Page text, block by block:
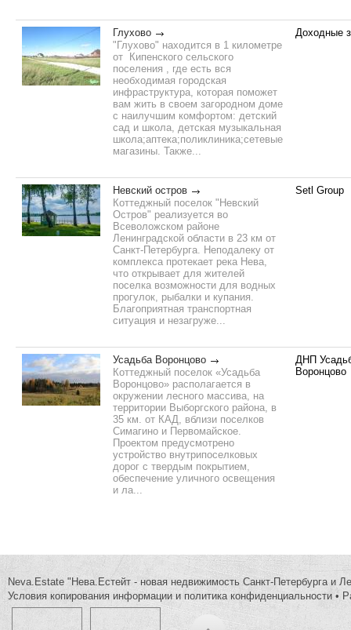
Глухово
"Глухово" находится в 1 километре
от Кипенского сельского
поселения , где есть вся
необходимая городская
инфраструктура, которая поможет
вам жить в своем загородном доме
с наилучшим комфортом: детский
сад и школа, детская музыкальная
школа;аптека;поликлиника;сетевые
магазины. Также...
Доходные
Невский остров
Коттеджный поселок "Невский
Остров" реализуется во
Всеволожском районе
Ленинградской области в 23 км от
Санкт-Петербурга. Неподалеку от
комплекса протекает река Нева,
что открывает для жителей
поселка возможности для водных
прогулок, рыбалки и купания.
Благоприятная транспортная
ситуация и незагруже...
Setl Group
Усадьба Воронцово
Коттеджный поселок «Усадьба
Воронцово» располагается в
окружении лесного массива, на
территории Выборгского района, в
35 км. от КАД, вблизи поселков
Симагино и Первомайское.
Проектом предусмотрено
устройство внутрипоселковых
дорог с твердым покрытием,
обеспечение уличного освещения
и ла...
ДНП
Воронцово
Neva.Estate "Нева.Естейт - новая недвижимость Санкт-Петербурга и
Условия копирования информации и политика конфиденциальности •